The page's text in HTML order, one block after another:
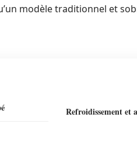
modèle traditionnel et
Refroidissement et